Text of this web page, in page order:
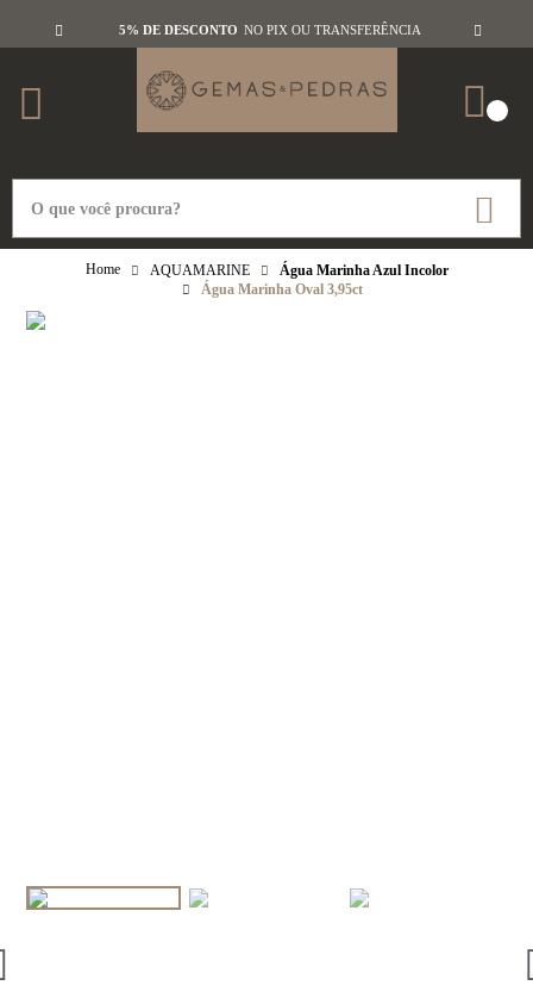
5% DE DESCONTO NO PIX OU TRANSFERÊNCIA
AQUAMARINE
Água Marinha Azul Incolor
Água Marinha Oval 3,95ct